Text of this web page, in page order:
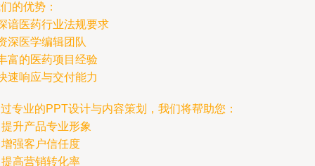
的优势：
谙医药行业法规要求
深医学编辑团队
富的医药项目经验
速响应与交付能力
专业的PPT设计与内容策划，我们将帮助您：
升产品专业形象
强客户信任度
高营销转化率